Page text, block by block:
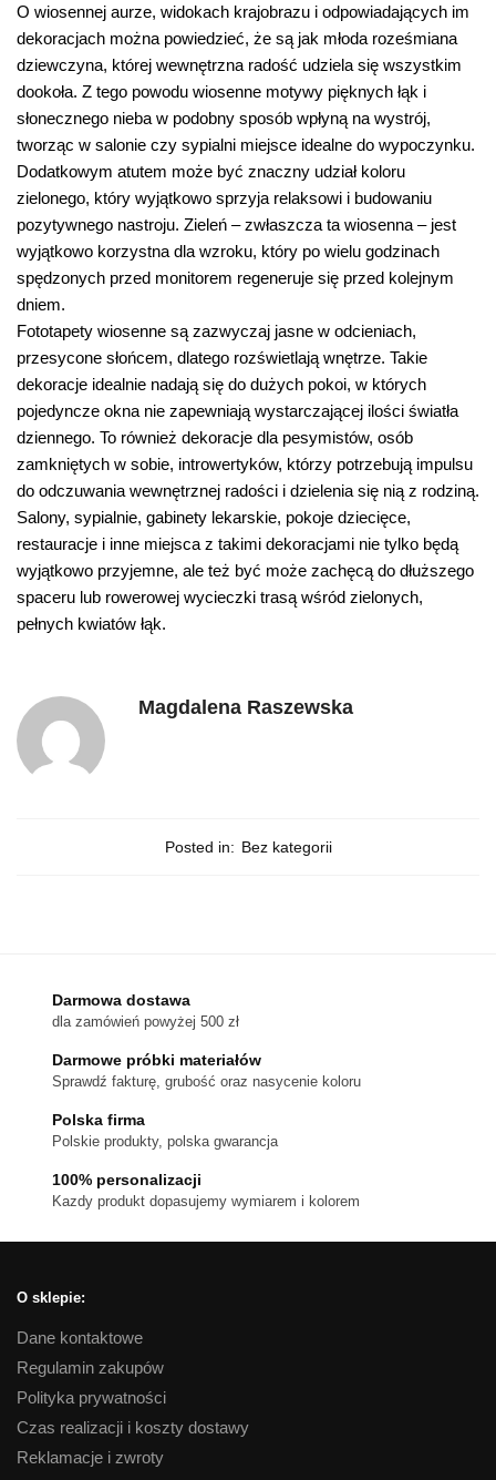
O wiosennej aurze, widokach krajobrazu i odpowiadających im
dekoracjach można powiedzieć, że są jak młoda roześmiana
dziewczyna, której wewnętrzna radość udziela się wszystkim
dookoła. Z tego powodu wiosenne motywy pięknych łąk i
słonecznego nieba w podobny sposób wpłyną na wystrój,
tworząc w salonie czy sypialni miejsce idealne do wypoczynku.
Dodatkowym atutem może być znaczny udział koloru
zielonego, który wyjątkowo sprzyja relaksowi i budowaniu
pozytywnego nastroju. Zieleń – zwłaszcza ta wiosenna – jest
wyjątkowo korzystna dla wzroku, który po wielu godzinach
spędzonych przed monitorem regeneruje się przed kolejnym
dniem.
Fototapety wiosenne są zazwyczaj jasne w odcieniach,
przesycone słońcem, dlatego rozświetlają wnętrze. Takie
dekoracje idealnie nadają się do dużych pokoi, w których
pojedyncze okna nie zapewniają wystarczającej ilości światła
dziennego. To również dekoracje dla pesymistów, osób
zamkniętych w sobie, introwertyków, którzy potrzebują impulsu
do odczuwania wewnętrznej radości i dzielenia się nią z rodziną.
Salony, sypialnie, gabinety lekarskie, pokoje dziecięce,
restauracje i inne miejsca z takimi dekoracjami nie tylko będą
wyjątkowo przyjemne, ale też być może zachęcą do dłuższego
spaceru lub rowerowej wycieczki trasą wśród zielonych,
pełnych kwiatów łąk.
Magdalena Raszewska
Posted in: Bez kategorii
Darmowa dostawa
dla zamówień powyżej 500 zł
Darmowe próbki materiałów
Sprawdź fakturę, grubość oraz nasycenie koloru
Polska firma
Polskie produkty, polska gwarancja
100% personalizacji
Kazdy produkt dopasujemy wymiarem i kolorem
O sklepie:
Dane kontaktowe
Regulamin zakupów
Polityka prywatności
Czas realizacji i koszty dostawy
Reklamacje i zwroty